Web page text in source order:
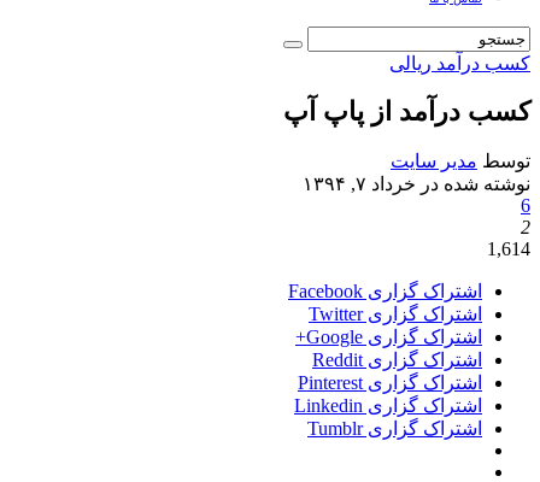
کسب درآمد ریالی
کسب درآمد از پاپ آپ
توسط مدیر سایت
نوشته شده در خرداد ۷, ۱۳۹۴
6
2
1,614
اشتراک گزاری Facebook
اشتراک گزاری Twitter
اشتراک گزاری Google+
اشتراک گزاری Reddit
اشتراک گزاری Pinterest
اشتراک گزاری Linkedin
اشتراک گزاری Tumblr